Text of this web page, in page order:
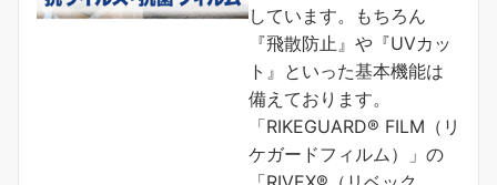
しています。もちろん
『飛散防止』や『UVカッ
ト』といった基本機能は
備えております。
「RIKEGUARD® FILM（リ
ケガードフィルム）」の